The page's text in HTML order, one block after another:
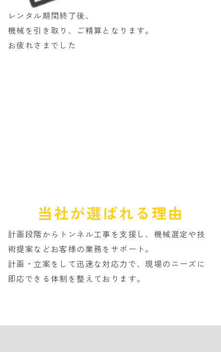
レンタル期間終了後、
機械を引き取り、ご精算となります。
お疲れさまでした
当社が選ばれる理由
計画段階からトンネル工事を支援し、機械選定や技
術提案などお客様の業務をサポート。
計画・立案をして迅速な対応力で、現場のニーズに
即応できる体制を整えております。